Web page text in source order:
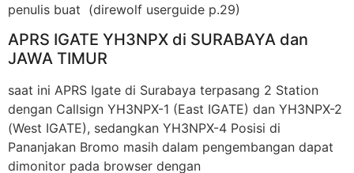
penulis buat (direwolf userguide p.29)
APRS IGATE YH3NPX di SURABAYA dan
JAWA TIMUR
saat ini APRS Igate di Surabaya terpasang 2 Station
dengan Callsign YH3NPX-1 (East IGATE) dan YH3NPX-2
(West IGATE), sedangkan YH3NPX-4 Posisi di
Pananjakan Bromo masih dalam pengembangan dapat
dimonitor pada browser dengan